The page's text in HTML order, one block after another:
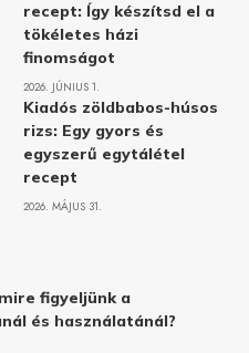
recept: Így készítsd el a
tökéletes házi
finomságot
2026. JÚNIUS 1.
Kiadós zöldbabos-húsos
rizs: Egy gyors és
egyszerű egytálétel
recept
2026. MÁJUS 31.
figyeljünk a
és használatánál?